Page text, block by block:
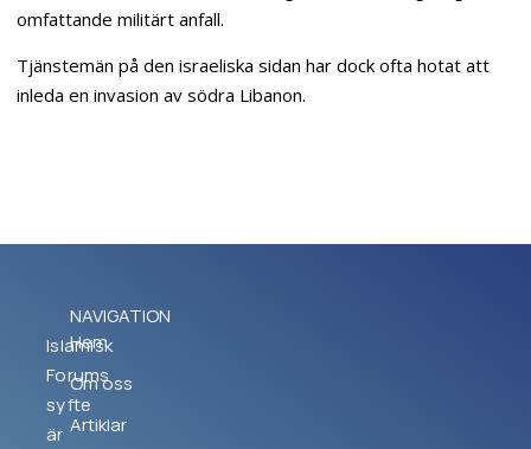
omfattande militärt anfall.
Tjänstemän på den israeliska sidan har dock ofta hotat att
inleda en invasion av södra Libanon.
Islamisk
Forums
syfte
är
NAVIGATION
Hem
Om oss
Artiklar